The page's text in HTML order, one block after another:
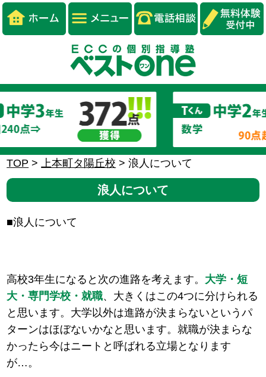
TOP >上本町タ陽丘校 >浪人について
浪人について
■浪人について
高校3年生になると次の進路を考えます。 大学・短
大・専門学校・就職、大きくはこの4つに分けられる
と思います。大学以外は進路が決まらないというパ
ターンはほぼないかなと思います。就職が決まらな
かったら今はニートと呼ばれる立場となります
が…。